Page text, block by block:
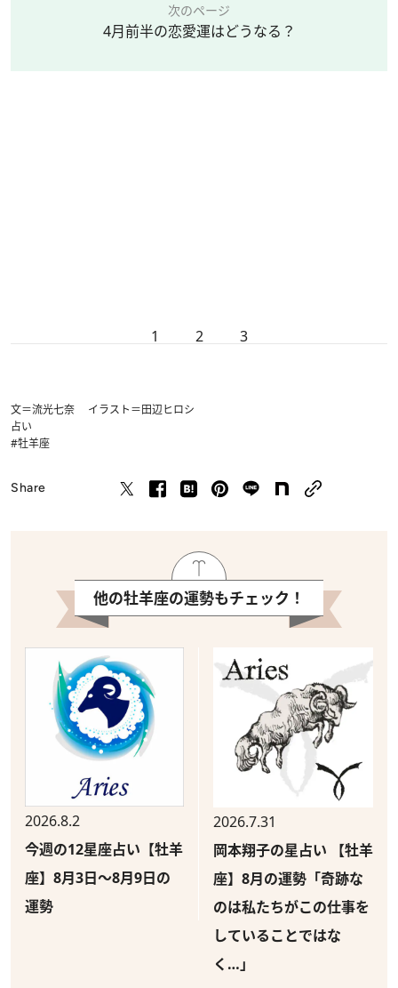
次のページ
4月前半の恋愛運はどうなる？
1 2 3
文＝流光七奈 イラスト＝田辺ヒロシ
占い
#牡羊座
Share
他の牡羊座の運勢もチェック！
2026.8.2
今週の12星座占い【牡羊
座】8月3日～8月9日の
運勢
2026.7.31
岡本翔子の星占い 【牡羊
座】8月の運勢「奇跡な
のは私たちがこの仕事を
していることではな
く…」